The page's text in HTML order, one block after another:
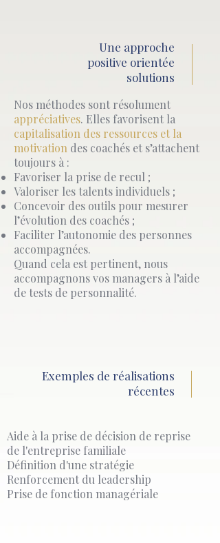
Une approche
positive orientée
solutions
Nos méthodes sont résolument
appréciatives. Elles favorisent la
capitalisation des ressources et la
motivation des coachés et s’attachent
toujours à :
Favoriser la prise de recul ;
Valoriser les talents individuels ;
Concevoir des outils pour mesurer
l’évolution des coachés ;
Faciliter l’autonomie des personnes
accompagnées.
Quand cela est pertinent, nous
accompagnons vos managers à l’aide
de tests de personnalité.
Exemples de réalisations
récentes
Aide à la prise de décision de reprise
de l'entreprise familiale
Définition d'une stratégie
Renforcement du leadership
Prise de fonction managériale